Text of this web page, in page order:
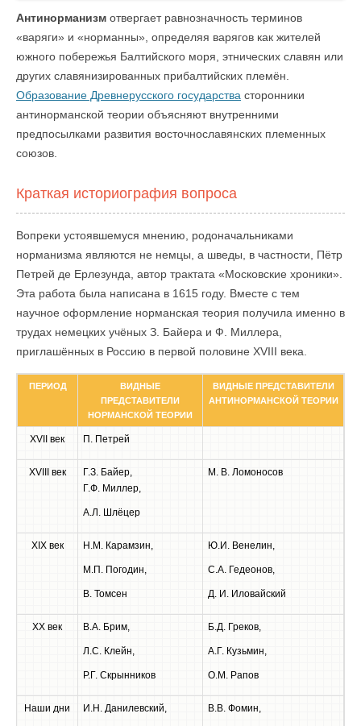
Антинорманизм отвергает равнозначность терминов
«варяги» и «норманны», определяя варягов как жителей
южного побережья Балтийского моря, этнических славян или
других славянизированных прибалтийских племён.
Образование Древнерусского государства сторонники
антинорманской теории объясняют внутренними
предпосылками развития восточнославянских племенных
союзов.
Краткая историография вопроса
Вопреки устоявшемуся мнению, родоначальниками
норманизма являются не немцы, а шведы, в частности, Пётр
Петрей де Ерлезунда, автор трактата «Московские хроники».
Эта работа была написана в 1615 году. Вместе с тем
научное оформление норманская теория получила именно в
трудах немецких учёных З. Байера и Ф. Миллера,
приглашённых в Россию в первой половине XVIII века.
ПЕРИОД
ВИДНЫЕ
ПРЕДСТАВИТЕЛИ
НОРМАНСКОЙ ТЕОРИИ
ВИДНЫЕ ПРЕДСТАВИТЕЛИ
АНТИНОРМАНСКОЙ ТЕОРИИ
XVII век П. Петрей
XVIII век
Г.З. Байер,
Г.Ф. Миллер,
А.Л. Шлёцер
М. В. Ломоносов
XIX век Н.М. Карамзин,
М.П. Погодин,
В. Томсен
Ю.И. Венелин,
С.А. Гедеонов,
Д. И. Иловайский
XX век В.А. Брим,
Л.С. Клейн,
Р.Г. Скрынников
Б.Д. Греков,
А.Г. Кузьмин,
О.М. Рапов
Наши дни И.Н. Данилевский, В.В. Фомин,